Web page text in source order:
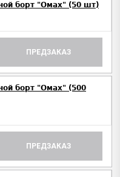
борт "Омах" (50 шт)
ПРЕДЗАКАЗ
борт "Омах" (500
ПРЕДЗАКАЗ